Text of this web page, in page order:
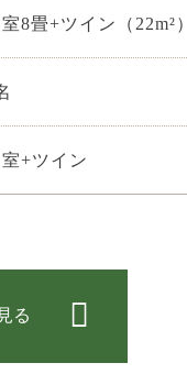
8畳+ツイン（22m²）
+ツイン
る